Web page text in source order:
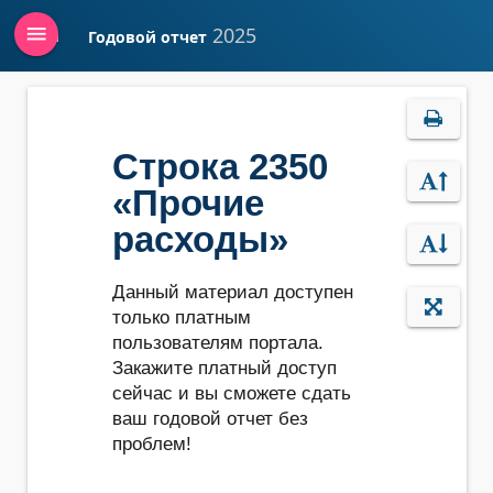
Войти Годовой отчет 2025
menu
Строка 2350
«Прочие
расходы»
Данный материал доступен
только платным
пользователям портала.
Закажите платный доступ
сейчас и вы сможете сдать
ваш годовой отчет без
проблем!